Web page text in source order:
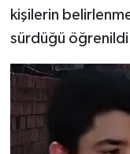
kişilerin
sürdüğü